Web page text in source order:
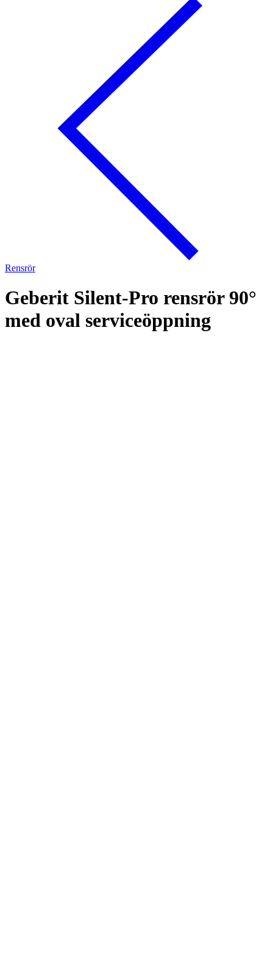
Rensrör
Geberit Silent-Pro rensrör 90°
med oval serviceöppning